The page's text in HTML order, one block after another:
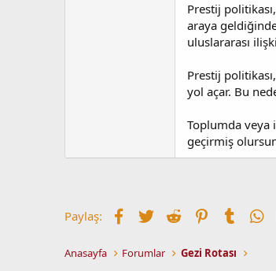
Prestij
araya
uluslararası
Prestij
yol açar. Bu
Toplumda veya
geçirmiş
Paylaş: Facebook
TwitterReddit PinterestTumblr
Anasayfa Forumlar Gezi Rotası